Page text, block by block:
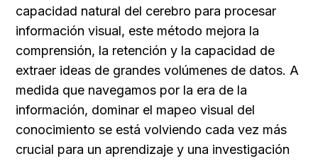
capacidad natural del cerebro para procesar
información visual, este método mejora la
comprensión, la retención y la capacidad de
extraer ideas de grandes volúmenes de datos. A
medida que navegamos por la era de la
información, dominar el mapeo visual del
conocimiento se está volviendo cada vez más
crucial para un aprendizaje y una investigación